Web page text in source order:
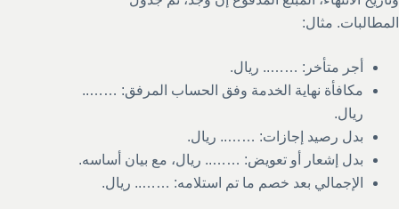
المطالبات. مثال:
أجر متأخر: …….. ريال.
مكافأة نهاية الخدمة وفق الحساب المرفق: ……..
ريال.
بدل رصيد إجازات: …….. ريال.
بدل إشعار أو تعويض: …….. ريال، مع بيان أساسه.
الإجمالي بعد خصم ما تم استلامه: …….. ريال.